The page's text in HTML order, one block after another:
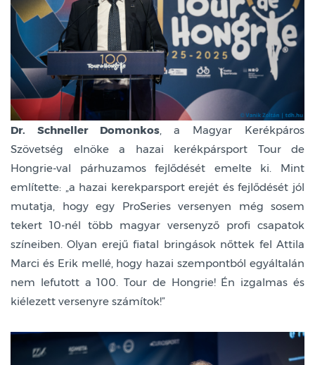
Dr. Schneller Domonkos, a Magyar Kerékpáros
Szövetség elnöke a hazai kerékpársport Tour de
Hongrie-val párhuzamos fejlődését emelte ki. Mint
említette: „a hazai kerekparsport erejét és fejlődését jól
mutatja, hogy egy ProSeries versenyen még sosem
tekert 10-nél több magyar versenyző profi csapatok
színeiben. Olyan erejű fiatal bringások nőttek fel Attila
Marci és Erik mellé, hogy hazai szempontból egyáltalán
nem lefutott a 100. Tour de Hongrie! Én izgalmas és
kiélezett versenyre számítok!”